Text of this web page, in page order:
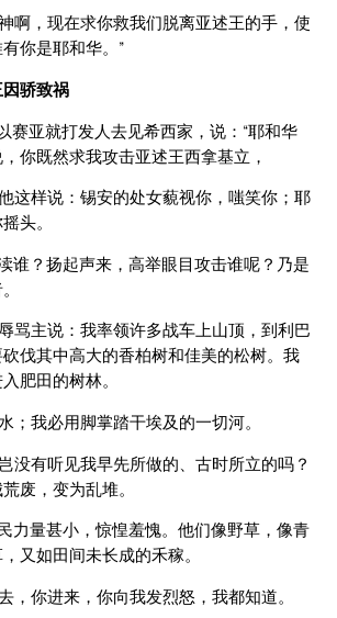
啊，现在求你救我们脱离亚述王的手，使
你是耶和华。”
骄致祸
赛亚就打发人去见希西家，说：“耶和华
你既然求我攻击亚述王西拿基立，
这样说：锡安的处女藐视你，嗤笑你；耶
头。
谁？扬起声来，高举眼目攻击谁呢？乃是
骂主说：我率领许多战车上山顶，到利巴
伐其中高大的香柏树和佳美的松树。我
肥田的树林。
；我必用脚掌踏干埃及的一切河。
没有听见我早先所做的、古时所立的吗？
废，变为乱堆。
力量甚小，惊惶羞愧。他们像野草，像青
又如田间未长成的禾稼。
，你进来，你向我发烈怒，我都知道。